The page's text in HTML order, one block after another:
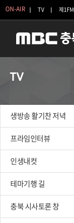
ON-AIR TV 제1FM
TV
생방송 활기찬 저녁
프라임인터뷰
인생내컷
테마기행 길
충북 시사토론 창